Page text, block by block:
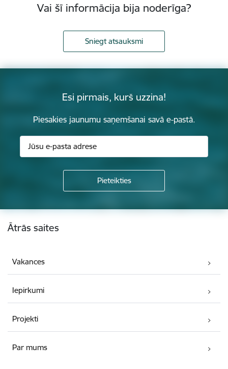
Vai šī informācija bija noderīga?
Sniegt atsauksmi
Esi pirmais, kurš uzzina!
Piesakies jaunumu saņemšanai savā e-pastā.
Kājene
Ātrās saites
Vakances
Iepirkumi
Projekti
Par mums